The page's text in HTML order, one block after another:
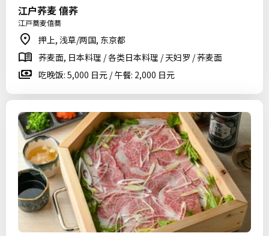
江户荞麦 僖荞
江戸蕎麦僖蕎
押上, 浅草/两国, 东京都
荞麦面, 日本料理 / 各类日本料理 / 天妇罗 / 荞麦面
吃晚饭: 5,000 日元 / 午餐: 2,000 日元